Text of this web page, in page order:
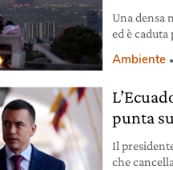
Una densa
ed è
Ambiente
punta
Il
che